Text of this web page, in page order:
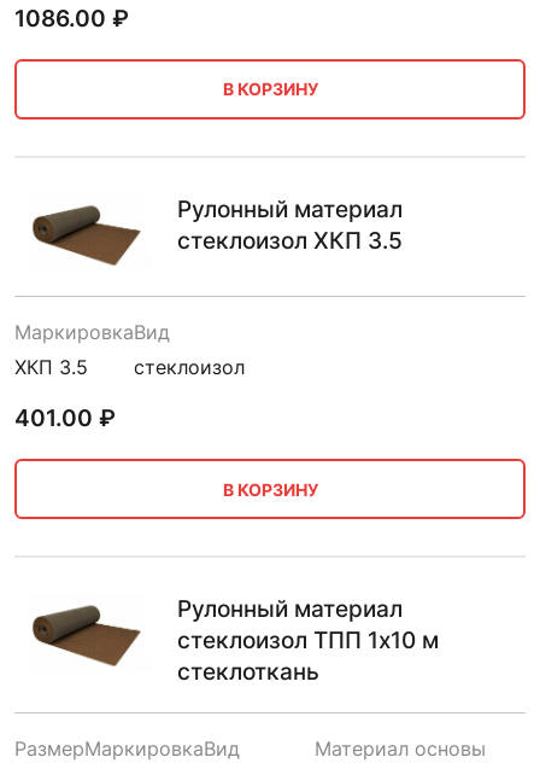
1086.00 ₽
В КОРЗИНУ
Рулонный материал
стеклоизол ХКП 3.5
Маркировка
ХКП 3.5
Вид
стеклоизол
401.00 ₽
В КОРЗИНУ
Рулонный материал
стеклоизол ТПП 1х10 м
стеклоткань
РазмерМаркировкаВид
Материал основы